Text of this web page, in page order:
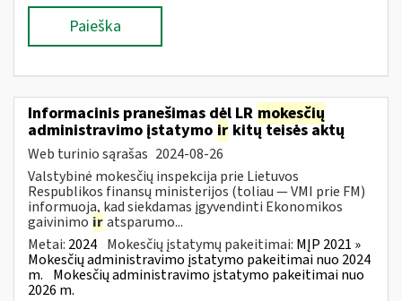
Paieška
Informacinis pranešimas dėl LR mokesčių
administravimo įstatymo ir kitų teisės aktų
Web turinio sąrašas 2024-08-26
Valstybinė mokesčių inspekcija prie Lietuvos
Respublikos finansų ministerijos (toliau — VMI prie FM)
informuoja, kad siekdamas įgyvendinti Ekonomikos
gaivinimo iratsparumo...
Metai: 2024 Mokesčių įstatymų pakeitimai: MĮP 2021 »
Mokesčių administravimo įstatymo pakeitimai nuo 2024
m. Mokesčių administravimo įstatymo pakeitimai nuo
2026 m.